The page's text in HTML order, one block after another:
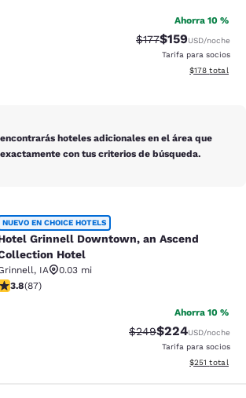
Ahorra 10 %
Precio tachado:
$177Precio con
$159USD/noche
Tarifa para socios
Ver detalles
$178 total
hoteles adicionales en el área que
con tus criterios de búsqueda.
Downtown, an
NUEVO EN CHOICE HOTELS
Grinnell Downtown, an Ascend
Hotel
, IA
0.03 mi
de 3.77 estrellas. Bueno. 87 reseñas
3.8(87)
Ahorra 10 %
Precio tachado:
$249Precio con
$224USD/noche
Tarifa para socios
Ver detalles
$251 total